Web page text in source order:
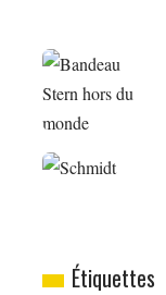
Étiquettes